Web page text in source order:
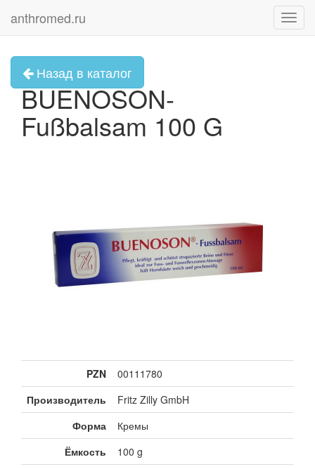
anthromed.ru
Назад в каталог
BUENOSON-
Fußbalsam 100 G
PZN
00111780
Производитель
Fritz Zilly GmbH
Форма
Кремы
Ёмкость
100 g